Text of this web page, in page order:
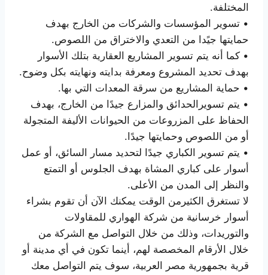
المختلفة.
• تسوير المؤسسات والشركات من الخارج بهدف
حمايتها جيًدا من التعدي والاختراق من اللصوص.
• كما أنه يتم تسوير المشاريع العقارية بتلك الأسوار
بهدف تحديد المشروع ومعرفة بدايته ونهايته بكل وضوح.
• حماية المشاريع من سرقة المعدات التي بها.
• يتم تسويرالحدائق والمزارع جيدًا من الخارج، بهدف
الحفاظ على المزروعات من الحيوانات الأليفة المتجولة
أو من اللصوص وحمايتها جيدًا.
• يتم تسوير الكباري جيدًا لتحديد مسار السائق، أو عمل
أسوار على كباري المشاة بهدف الجلوس أو التمتع
والنظر إلى المدن من الأعلى.
لا تستغرق الكثيرمن الوقت يمكنك الآن أن تقوم بشراء
أسوار خرسانية من شركة الهواري للمقاولات
والتوريدات، وذلك من خلال التواصل مع الشركة من
خلال الأرقام المخصصة لهم، أينما تكون في أي مدينة أو
قرية بجمهورية مصر العربية، سوف يتم التواصل معك